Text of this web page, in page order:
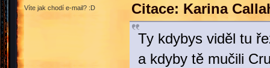
Víte jak chodí e-mail? :D
Citace: Karina
Ty kdybys viděl tu
a kdyby tě mučili